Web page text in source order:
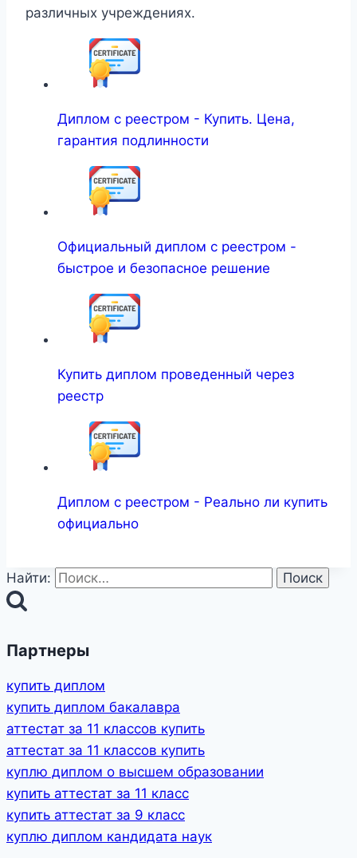
различных учреждениях.
Диплом с реестром - Купить. Цена,
гарантия подлинности
Официальный диплом с реестром -
быстрое и безопасное решение
Купить диплом проведенный через
реестр
Диплом с реестром - Реально ли купить
официально
Найти:
Партнеры
купить диплом
купить диплом бакалавра
аттестат за 11 классов купить
аттестат за 11 классов купить
куплю диплом о высшем образовании
купить аттестат за 11 класс
купить аттестат за 9 класс
куплю диплом кандидата наук